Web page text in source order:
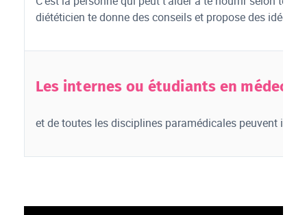
diététicien te donne des conseils et propose des idées
Les internes ou étudiants en
et de toutes les disciplines paramédicales peuvent